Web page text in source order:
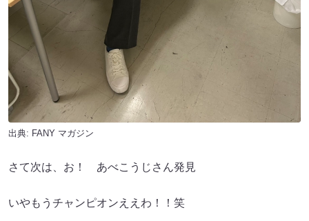
出典: FANY マガジン
さて次は、お！ あべこうじさん発見
いやもうチャンピオンええわ！！笑